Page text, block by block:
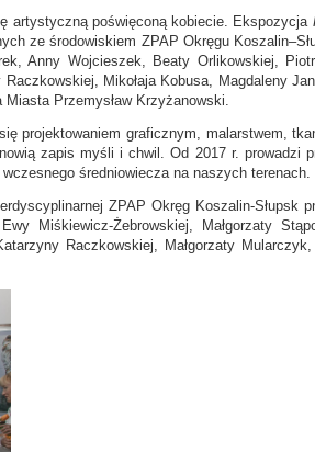
artystyczną poświęconą kobiecie. Ekspozycja
ze środowiskiem ZPAP Okręgu
Anny Wojcieszek, Beaty Orlikowskiej,
Mikołaja Kobusa, Magdaleny
Przemysław Krzyżanowski.
projektowaniem graficznym, malarstwem,
zapis myśli i chwil. Od 2017 r. prowadzi
średniowiecza na naszych terenach.
ZPAP Okręg Koszalin-Słupsk
Miśkiewicz-Żebrowskiej, Małgorzaty
Raczkowskiej, Małgorzaty